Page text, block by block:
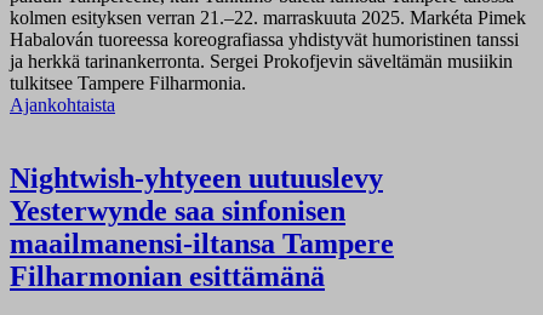
kolmen esityksen verran 21.–22. marraskuuta 2025. Markéta Pimek
Habalován tuoreessa koreografiassa yhdistyvät humoristinen tanssi
ja herkkä tarinankerronta. Sergei Prokofjevin säveltämän musiikin
tulkitsee Tampere Filharmonia.
Ajankohtaista
Nightwish-yhtyeen uutuuslevy
Yesterwynde saa sinfonisen
maailmanensi-iltansa Tampere
Filharmonian esittämänä